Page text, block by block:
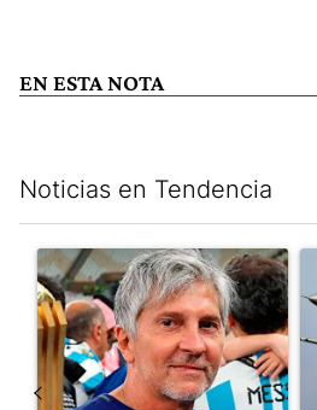
EN ESTA NOTA
Noticias en Tendencia
Un artículo de tendencia con el